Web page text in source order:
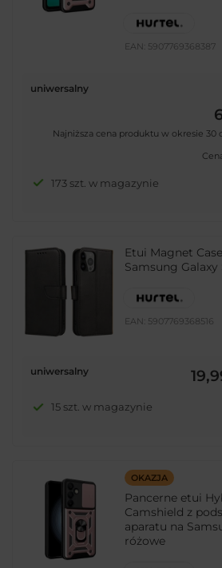
EAN: 5907769368387
uniwersalny
Najniższa cena produktu w okresie
173 szt. w magazynie
Etui Magnet
Samsung Galaxy
EAN: 5907769368516
uniwersalny
15 szt. w magazynie
OKAZJA
Pancerne etui
Camshield z
aparatu na
różowe